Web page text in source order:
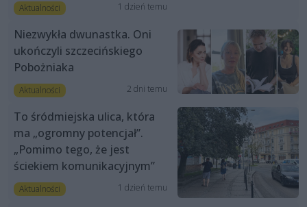
Aktualności 1 dzień temu
Niezwykła dwunastka. Oni
ukończyli szczecińskiego
Pobożniaka
Aktualności 2 dni temu
To śródmiejska ulica, która
ma „ogromny potencjał”.
„Pomimo tego, że jest
ściekiem komunikacyjnym”
Aktualności 1 dzień temu